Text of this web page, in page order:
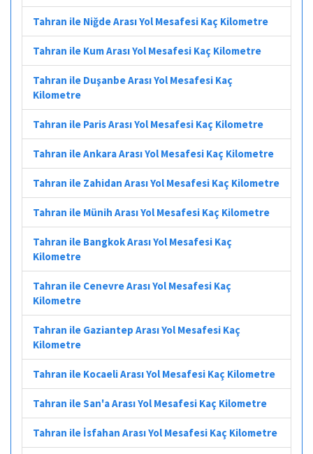
Tahran ile Niğde Arası Yol Mesafesi Kaç Kilometre
Tahran ile Kum Arası Yol Mesafesi Kaç Kilometre
Tahran ile Duşanbe Arası Yol Mesafesi Kaç
Kilometre
Tahran ile Paris Arası Yol Mesafesi Kaç Kilometre
Tahran ile Ankara Arası Yol Mesafesi Kaç Kilometre
Tahran ile Zahidan Arası Yol Mesafesi Kaç Kilometre
Tahran ile Münih Arası Yol Mesafesi Kaç Kilometre
Tahran ile Bangkok Arası Yol Mesafesi Kaç
Kilometre
Tahran ile Cenevre Arası Yol Mesafesi Kaç
Kilometre
Tahran ile Gaziantep Arası Yol Mesafesi Kaç
Kilometre
Tahran ile Kocaeli Arası Yol Mesafesi Kaç Kilometre
Tahran ile San'a Arası Yol Mesafesi Kaç Kilometre
Tahran ile İsfahan Arası Yol Mesafesi Kaç Kilometre